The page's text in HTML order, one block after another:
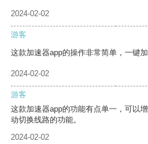
2024-02-02
游客
这款加速器app的操作非常简单，一键
2024-02-02
游客
这款加速器app的功能有点单一，可以
动切换线路的功能。
2024-02-02